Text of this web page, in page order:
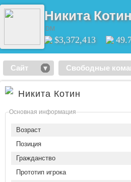
Никита
DM
$3,372,413
Сайт Свободные
Никита Котин
Основная информация
Возраст
Позиция
Гражданство
Прототип игрока